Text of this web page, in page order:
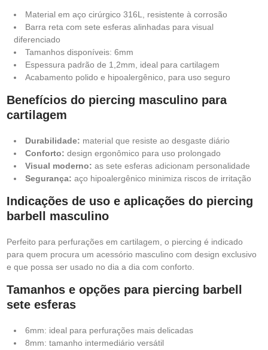
Material em aço cirúrgico 316L, resistente à corrosão
Barra reta com sete esferas alinhadas para visual
diferenciado
Tamanhos disponíveis: 6mm
Espessura padrão de 1,2mm, ideal para cartilagem
Acabamento polido e hipoalergênico, para uso seguro
Benefícios do piercing masculino para
cartilagem
Durabilidade: material que resiste ao desgaste diário
Conforto: design ergonômico para uso prolongado
Visual moderno: as sete esferas adicionam personalidade
Segurança: aço hipoalergênico minimiza riscos de irritação
Indicações de uso e aplicações do piercing
barbell masculino
Perfeito para perfurações em cartilagem, o piercing é indicado
para quem procura um acessório masculino com design exclusivo
e que possa ser usado no dia a dia com conforto.
Tamanhos e opções para piercing barbell
sete esferas
6mm: ideal para perfurações mais delicadas
8mm: tamanho intermediário versátil